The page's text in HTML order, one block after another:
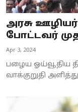
அரசு
போட்டவர்
Apr 3, 2024
பழைய ஓய்வூதிய
வாக்குறுதி